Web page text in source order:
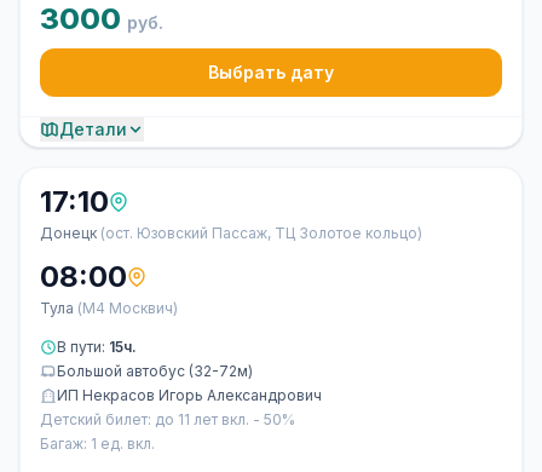
3000 руб.
Выбрать дату
Детали
17:10
Донецк (ост. Юзовский Пассаж, ТЦ Золотое кольцо)
08:00
Тула (М4 Москвич)
В пути: 15ч.
Большой автобус (32-72м)
ИП Некрасов Игорь Александрович
Детский билет: до 11 лет вкл. - 50%
Багаж: 1 ед. вкл.